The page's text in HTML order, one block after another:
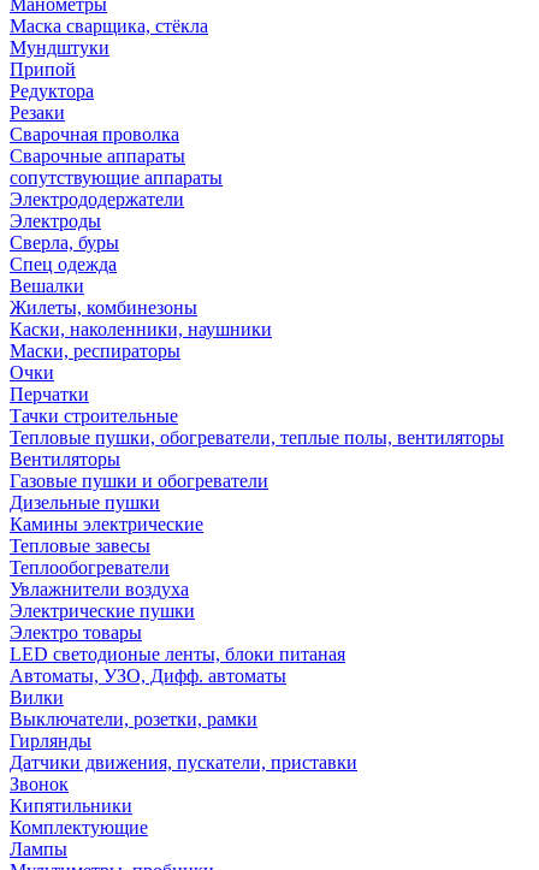
Манометры
Маска сварщика, стёкла
Мундштуки
Припой
Редуктора
Резаки
Сварочная проволка
Сварочные аппараты
сопутствующие аппараты
Электрододержатели
Электроды
Сверла, буры
Спец одежда
Вешалки
Жилеты, комбинезоны
Каски, наколенники, наушники
Маски, респираторы
Очки
Перчатки
Тачки строительные
Тепловые пушки, обогреватели, теплые полы, вентиляторы
Вентиляторы
Газовые пушки и обогреватели
Дизельные пушки
Камины электрические
Тепловые завесы
Теплообогреватели
Увлажнители воздуха
Электрические пушки
Электро товары
LED светодионые ленты, блоки питаная
Автоматы, УЗО, Дифф. автоматы
Вилки
Выключатели, розетки, рамки
Гирлянды
Датчики движения, пускатели, приставки
Звонок
Кипятильники
Комплектующие
Лампы